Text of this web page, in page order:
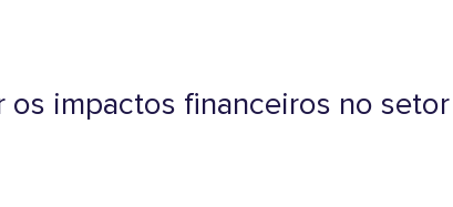
impactos financeiros no setor